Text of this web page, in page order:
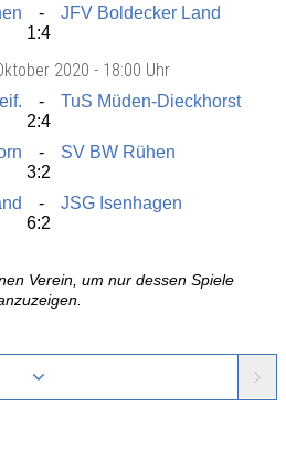
JFV Boldecker Land
1:4
2020 - 18:00 Uhr
TuS Müden-Dieckhorst
2:4
SV BW Rühen
3:2
JSG Isenhagen
6:2
Verein, um nur dessen Spiele